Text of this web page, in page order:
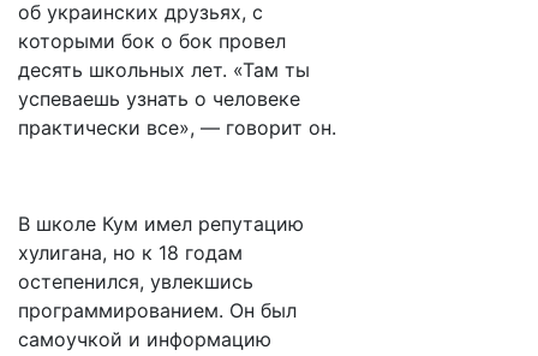
об украинских друзьях, с
которыми бок о бок провел
десять школьных лет. «Там ты
успеваешь узнать о человеке
практически все», — говорит он.
В школе Кум имел репутацию
хулигана, но к 18 годам
остепенился, увлекшись
программированием. Он был
самоучкой и информацию